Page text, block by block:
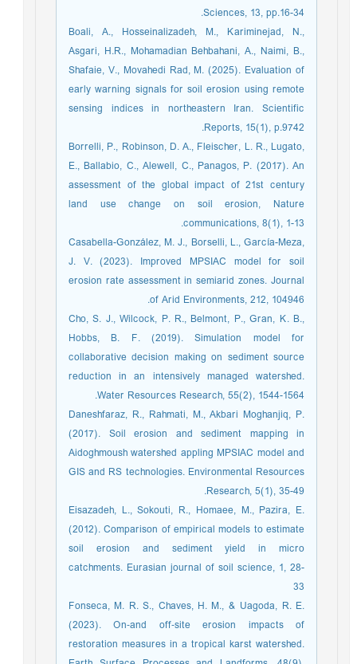
Sciences, 13, pp.16-34.
Boali, A., Hosseinalizadeh, M., Kariminejad, N.,
Asgari, H.R., Mohamadian Behbahani, A., Naimi, B.,
Shafaie, V., Movahedi Rad, M. (2025). Evaluation of
early warning signals for soil erosion using remote
sensing indices in northeastern Iran. Scientific
Reports, 15(1), p.9742.
Borrelli, P., Robinson, D. A., Fleischer, L. R., Lugato,
E., Ballabio, C., Alewell, C., Panagos, P. (2017). An
assessment of the global impact of 21st century
land use change on soil erosion, Nature
communications, 8(1), 1-13.
Casabella-González, M. J., Borselli, L., García-Meza,
J. V. (2023). Improved MPSIAC model for soil
erosion rate assessment in semiarid zones. Journal
of Arid Environments, 212, 104946.
Cho, S. J., Wilcock, P. R., Belmont, P., Gran, K. B.,
Hobbs, B. F. (2019). Simulation model for
collaborative decision making on sediment source
reduction in an intensively managed watershed.
Water Resources Research, 55(2), 1544-1564.
Daneshfaraz, R., Rahmati, M., Akbari Moghanjiq, P.
(2017). Soil erosion and sediment mapping in
Aidoghmoush watershed appling MPSIAC model and
GIS and RS technologies. Environmental Resources
Research, 5(1), 35-49.
Eisazadeh, L., Sokouti, R., Homaee, M., Pazira, E.
(2012). Comparison of empirical models to estimate
soil erosion and sediment yield in micro
catchments. Eurasian journal of soil science, 1, 28-
33
Fonseca, M. R. S., Chaves, H. M., & Uagoda, R. E.
(2023). On‐and off‐site erosion impacts of
restoration measures in a tropical karst watershed.